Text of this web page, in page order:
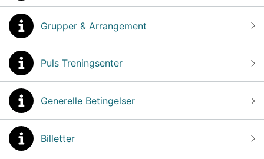
Grupper & Arrangement
Puls Treningsenter
Generelle Betingelser
Billetter